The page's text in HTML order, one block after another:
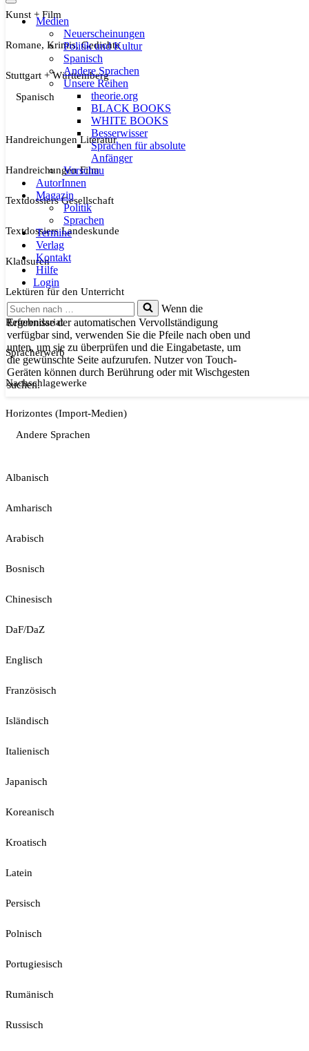
Navigationsmenü
Medien
Neuerscheinungen
Politik und Kultur
Spanisch
Andere Sprachen
Unsere Reihen
theorie.org
BLACK BOOKS
WHITE BOOKS
Besserwisser
Sprachen für absolute
Anfänger
Vorschau
AutorInnen
Magazin
Politik
Sprachen
Termine
Verlag
Kontakt
Hilfe
Login
Suchen
nach …
Wenn die
Ergebnisse der automatischen Vervollständigung
verfügbar sind, verwenden Sie die Pfeile nach oben und
unten, um sie zu überprüfen und die Eingabetaste, um
die gewünschte Seite aufzurufen. Nutzer von Touch-
Geräten können durch Berührung oder mit Wischgesten
suchen.
Kunst + Film
Romane, Krimis, Gedichte
Stuttgart + Württemberg
Spanisch
Handreichungen Literatur
Handreichungen Film
Textdossiers Gesellschaft
Textdossiers Landeskunde
Klausuren
Lektüren für den Unterricht
Referendariat
Spracherwerb
Nachschlagewerke
Horizontes (Import-Medien)
Andere Sprachen
Albanisch
Amharisch
Arabisch
Bosnisch
Chinesisch
DaF/DaZ
Englisch
Französisch
Isländisch
Italienisch
Japanisch
Koreanisch
Kroatisch
Latein
Persisch
Polnisch
Portugiesisch
Rumänisch
Russisch